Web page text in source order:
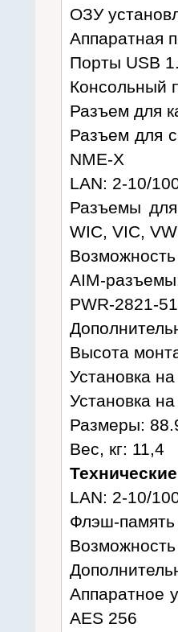
ОЗУ
Аппаратная
Порты USB
Консольный
Разъем для
Разъем для
NME-X
LAN: 2-10/
Разъемы
WIC, VIC,
AIM-
PWR-2821-
Высота
Установка
Установка
Размеры:
Вес, кг: 11,4
LAN: 2-10/
Флэш-
Аппаратное
AES 256